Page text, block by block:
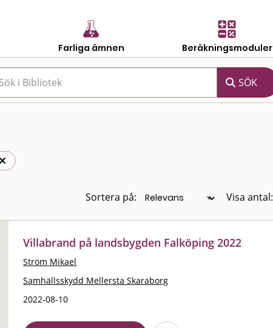
Farliga ämnen Beräkningsmoduler
Sortera på: Visa antal:
Villabrand på landsbygden Falköping 2022
Ström Mikael
Samhällsskydd Mellersta Skaraborg
2022-08-10